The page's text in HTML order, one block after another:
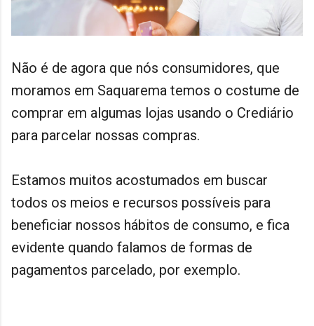
Não é de agora que nós consumidores, que
moramos em Saquarema temos o costume de
comprar em algumas lojas usando o Crediário
para parcelar nossas compras.
Estamos muitos acostumados em buscar
todos os meios e recursos possíveis para
beneficiar nossos hábitos de consumo, e fica
evidente quando falamos de formas de
pagamentos parcelado, por exemplo.